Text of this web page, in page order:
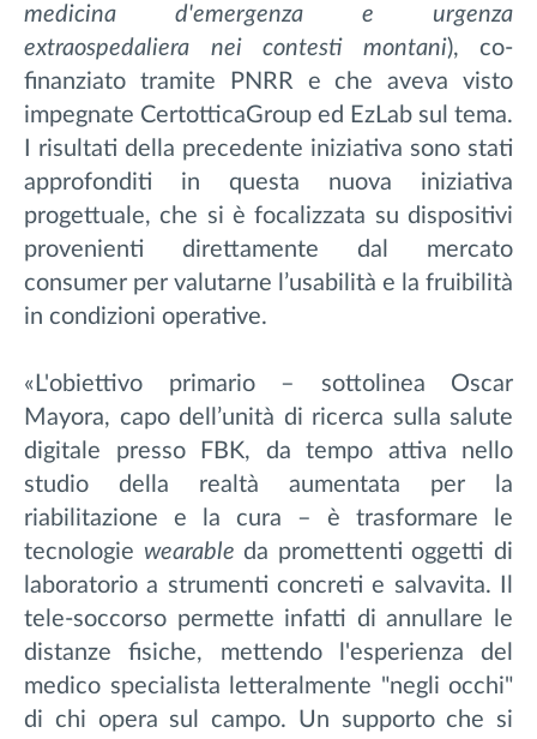
medicina d'emergenza e urgenza
extraospedaliera nei contesti montani), co-
finanziato tramite PNRR e che aveva visto
impegnate CertotticaGroup ed EzLab sul tema.
I risultati della precedente iniziativa sono stati
approfonditi in questa nuova iniziativa
progettuale, che si è focalizzata su dispositivi
provenienti direttamente dal mercato
consumer per valutarne l’usabilità e la fruibilità
in condizioni operative.
«L'obiettivo primario – sottolinea Oscar
Mayora, capo dell’unità di ricerca sulla salute
digitale presso FBK, da tempo attiva nello
studio della realtà aumentata per la
riabilitazione e la cura – è trasformare le
tecnologie wearable da promettenti oggetti di
laboratorio a strumenti concreti e salvavita. Il
tele-soccorso permette infatti di annullare le
distanze fisiche, mettendo l'esperienza del
medico specialista letteralmente "negli occhi"
di chi opera sul campo. Un supporto che si